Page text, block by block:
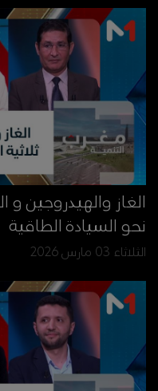
الغاز والهيدروجين و
نحو السيادة الطاقية
الثلاثاء 03 مارس 2026